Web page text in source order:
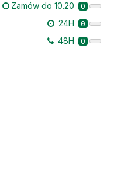
Zamów do 10.20 0
24H 0
48H 0